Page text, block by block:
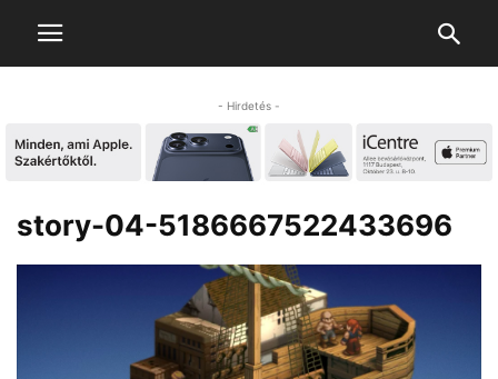
- Hirdetés -
story-04-5186667522433696